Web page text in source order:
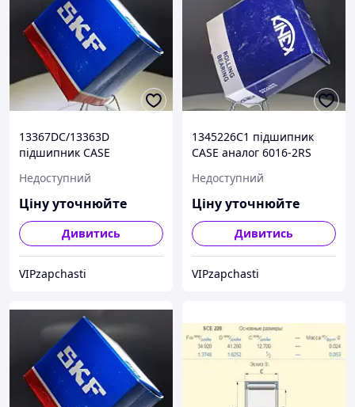
13367DC/13363D
підшипник CASE
Недоступний
Ціну уточнюйте
Дивитись
VIPzapchasti
1345226C1 підшипник
CASE аналог 6016-2RS
Недоступний
Ціну уточнюйте
Дивитись
VIPzapchasti